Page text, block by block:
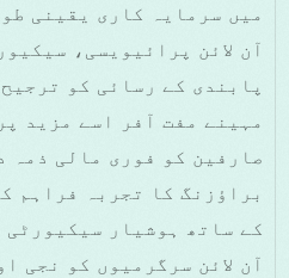
میں سرمایہ کاری یقینی
آن لائن پرائیویسی،
مہینے مفت آفر اسے مزید
صارفین کو فوری مالی ذمہ
کے ساتھ ہوشیار
آن لائن سرگرمیوں کو نجی